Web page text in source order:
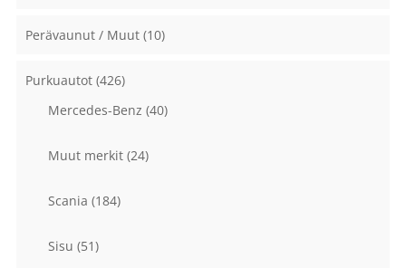
Perävaunut / Muut (10)
Purkuautot (426)
Mercedes-Benz (40)
Muut merkit (24)
Scania (184)
Sisu (51)